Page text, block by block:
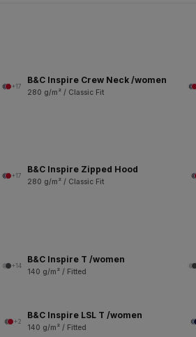
+17
B&C Inspire Crew Neck /women
280 g/m² / Classic Fit
+17
B&C Inspire Zipped Hood
280 g/m² / Classic Fit
+14
B&C Inspire T /women
140 g/m² / Fitted
+2
B&C Inspire LSL T /women
140 g/m² / Fitted